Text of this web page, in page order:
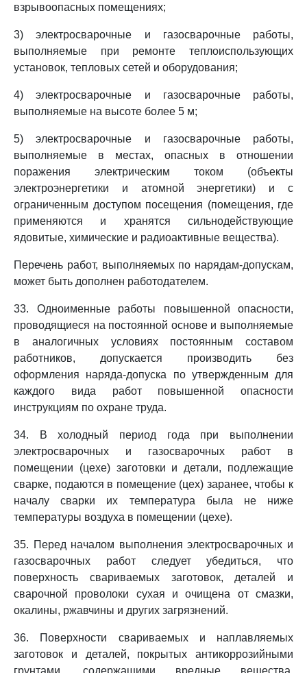
взрывоопасных помещениях;
3) электросварочные и газосварочные работы,
выполняемые при ремонте теплоиспользующих
установок, тепловых сетей и оборудования;
4) электросварочные и газосварочные работы,
выполняемые на высоте более 5 м;
5) электросварочные и газосварочные работы,
выполняемые в местах, опасных в отношении
поражения электрическим током (объекты
электроэнергетики и атомной энергетики) и с
ограниченным доступом посещения (помещения, где
применяются и хранятся сильнодействующие
ядовитые, химические и радиоактивные вещества).
Перечень работ, выполняемых по нарядам-допускам,
может быть дополнен работодателем.
33. Одноименные работы повышенной опасности,
проводящиеся на постоянной основе и выполняемые
в аналогичных условиях постоянным составом
работников, допускается производить без
оформления наряда-допуска по утвержденным для
каждого вида работ повышенной опасности
инструкциям по охране труда.
34. В холодный период года при выполнении
электросварочных и газосварочных работ в
помещении (цехе) заготовки и детали, подлежащие
сварке, подаются в помещение (цех) заранее, чтобы к
началу сварки их температура была не ниже
температуры воздуха в помещении (цехе).
35. Перед началом выполнения электросварочных и
газосварочных работ следует убедиться, что
поверхность свариваемых заготовок, деталей и
сварочной проволоки сухая и очищена от смазки,
окалины, ржавчины и других загрязнений.
36. Поверхности свариваемых и наплавляемых
заготовок и деталей, покрытых антикоррозийными
грунтами, содержащими вредные вещества,